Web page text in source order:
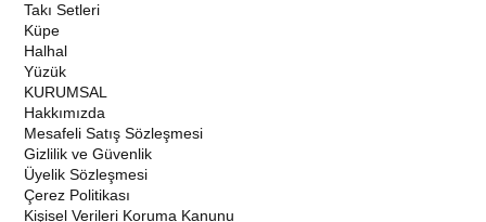
Takı Setleri
Küpe
Halhal
Yüzük
KURUMSAL
Hakkımızda
Mesafeli Satış Sözleşmesi
Gizlilik ve Güvenlik
Üyelik Sözleşmesi
Çerez Politikası
Kişisel Verileri Koruma Kanunu